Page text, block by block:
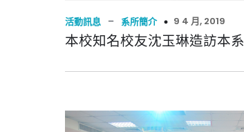
活動訊息 – 系所簡介 9 4 月, 2019
本校知名校友沈玉琳造訪本系